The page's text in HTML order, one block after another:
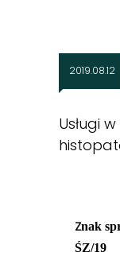
2019.08.12
Usługi
Znak
ŚZ/19